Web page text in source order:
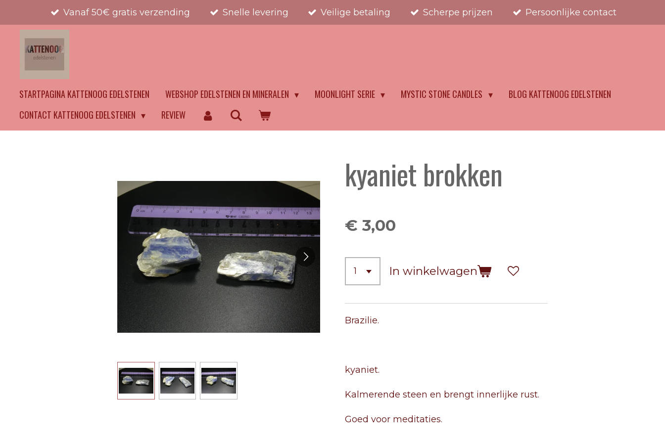
direct
Vanaf 50€ gratis verzending Snelle levering Veilige betaling Scherpe prijzen Persoonlijke contact
STARTPAGINA KATTENOOG EDELSTENEN WEBSHOP EDELSTENEN EN MINERALEN MOONLIGHT SERIE MYSTIC STONE CANDLES
BLOG KATTENOOG EDELSTENEN
CONTACT KATTENOOG EDELSTENEN
REVIEW
kyaniet brokken
€ 3,00
In winkelwagen
Brazilie.
kyaniet.
Kalmerende steen en brengt innerlijke rust.
Goed voor meditaties.